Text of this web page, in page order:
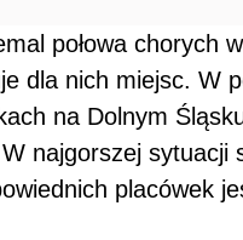
połowa chorych
dla nich miejsc. W
na Dolnym
najgorszej
placówek